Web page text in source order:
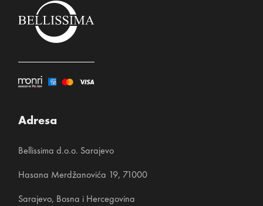
Adresa
Bellissima d.o.o. Sarajevo
Hasana Merdžanovića 19, 71000
Sarajevo, Bosna i Hercegovina